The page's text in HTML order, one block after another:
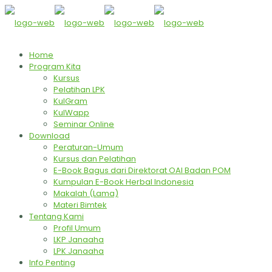
Home
Program Kita
Kursus
Pelatihan LPK
KulGram
KulWapp
Seminar Online
Download
Peraturan-Umum
Kursus dan Pelatihan
E-Book Bagus dari Direktorat OAI Badan POM
Kumpulan E-Book Herbal Indonesia
Makalah (Lama)
Materi Bimtek
Tentang Kami
Profil Umum
LKP Janaaha
LPK Janaaha
Info Penting